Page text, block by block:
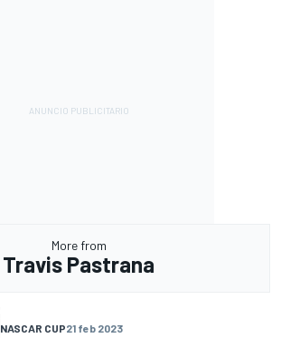
More from
Travis Pastrana
NASCAR CUP21 feb 2023